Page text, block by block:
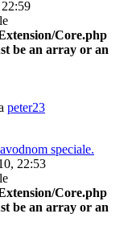
Core.php
be an array or an
peter23
speciale.
22:53
Core.php
be an array or an